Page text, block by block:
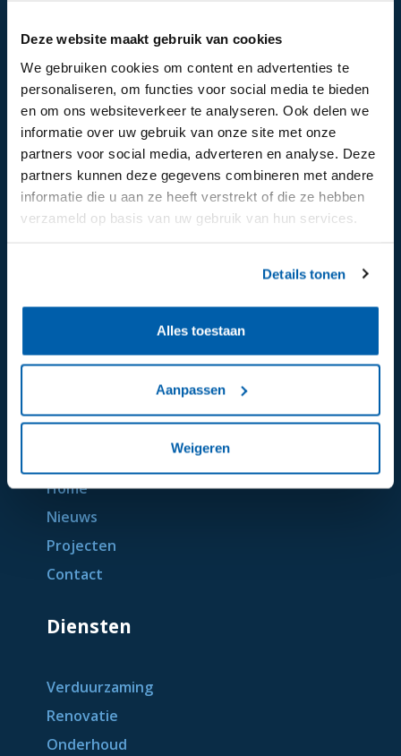
Deze website maakt gebruik van cookies
We gebruiken cookies om content en advertenties te
personaliseren, om functies voor social media te bieden
en om ons websiteverkeer te analyseren. Ook delen we
informatie over uw gebruik van onze site met onze
partners voor social media, adverteren en analyse. Deze
partners kunnen deze gegevens combineren met andere
informatie die u aan ze heeft verstrekt of die ze hebben
verzameld op basis van uw gebruik van hun services.
Details tonen
Alles toestaan
Aanpassen
Weigeren
024-6492811 Mail ons
Volg ons op:
Algemeen
Home
Nieuws
Projecten
Contact
Diensten
Verduurzaming
Renovatie
Onderhoud